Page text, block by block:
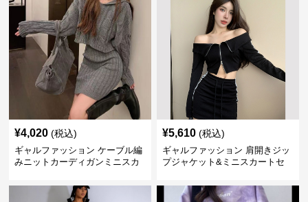
¥4,020 (税込)
ギャルファッション ケーブル編
みニットカーディガンミニスカ
¥5,610 (税込)
ギャルファッション 肩開きジッ
プジャケット&ミニスカートセ